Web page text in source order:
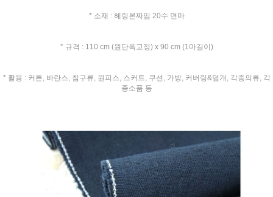
* 소재 : 헤링본짜임 20수 면마
* 규격 : 110 cm (원단폭고정) x 90 cm (1마길이)
* 활용 : 커튼, 바란스, 침구류, 원피스, 스커트, 쿠션, 가방, 커버링&덮개, 각종의류, 각
종소품 등